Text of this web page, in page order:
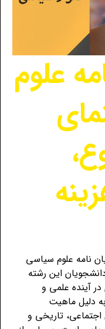
علوم
نامه علوم سیاسی
این رشته
آینده علمی و
دلیل ماهیت
اجتماعی، تاریخی و